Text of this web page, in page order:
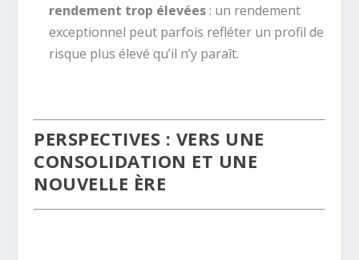
rendement trop élevées: un rendement
exceptionnel peut parfois refléter un profil de
risque plus élevé qu’il n’y paraît.
PERSPECTIVES : VERS UNE
CONSOLIDATION ET UNE
NOUVELLE ÈRE